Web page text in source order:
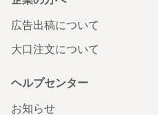
広告出稿について
大口注文について
ヘルプセンター
お知らせ